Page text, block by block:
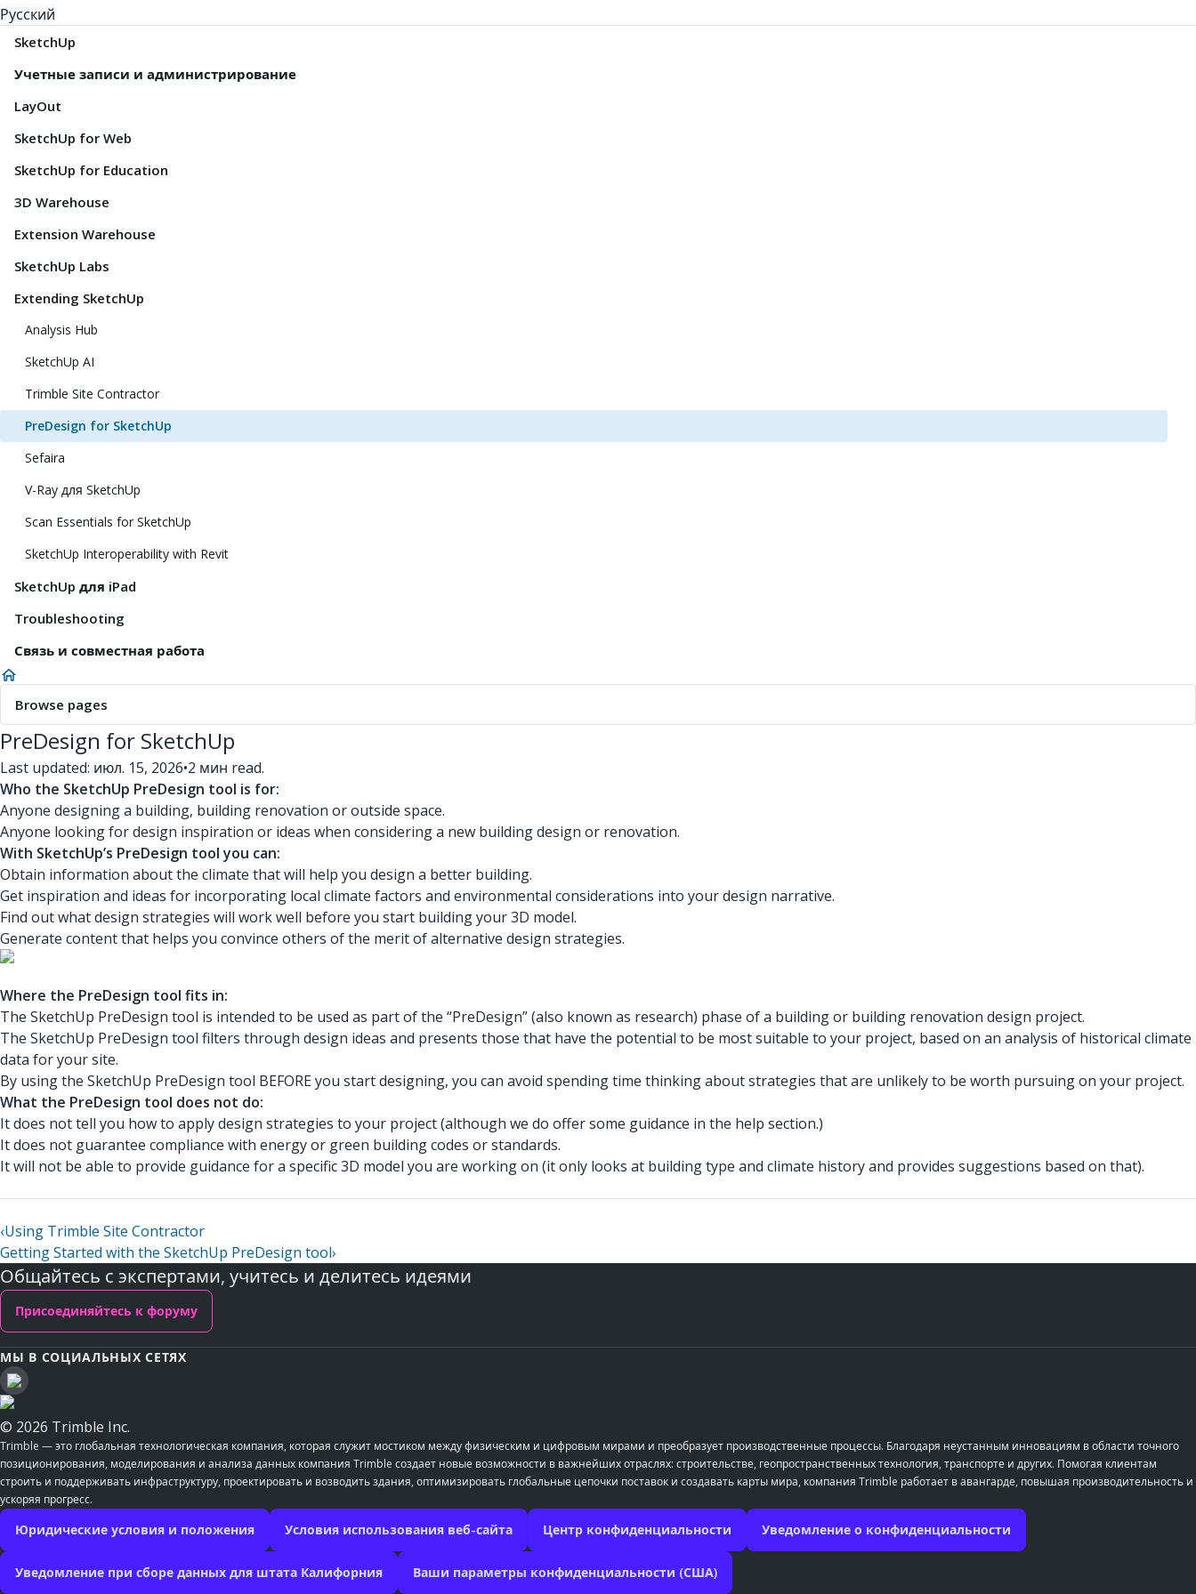
Русский
SketchUp
Учетные записи и администрирование
LayOut
SketchUp for Web
SketchUp for Education
3D Warehouse
Extension Warehouse
SketchUp Labs
Extending SketchUp
Analysis Hub
SketchUp AI
Trimble Site Contractor
PreDesign for SketchUp
Sefaira
V-Ray для SketchUp
Scan Essentials for SketchUp
SketchUp Interoperability with Revit
SketchUp для iPad
Troubleshooting
Связь и совместная работа
Browse pages
PreDesign for SketchUp
Last updated: июл. 15, 2026•2 мин read.
Who the SketchUp PreDesign tool is for:
Anyone designing a building, building renovation or outside space.
Anyone looking for design inspiration or ideas when considering a new building design or renovation.
With SketchUp’s PreDesign tool you can:
Obtain information about the climate that will help you design a better building.
Get inspiration and ideas for incorporating local climate factors and environmental considerations into your design narrative.
Find out what design strategies will work well before you start building your 3D model.
Generate content that helps you convince others of the merit of alternative design strategies.
Where the PreDesign tool fits in:
The SketchUp PreDesign tool is intended to be used as part of the “PreDesign” (also known as research) phase of a building or building renovation design project.
The SketchUp PreDesign tool filters through design ideas and presents those that have the potential to be most suitable to your project, based on an analysis of historical climate
data for your site.
By using the SketchUp PreDesign tool BEFORE you start designing, you can avoid spending time thinking about strategies that are unlikely to be worth pursuing on your project.
What the PreDesign tool does not do:
It does not tell you how to apply design strategies to your project (although we do offer some guidance in the help section.)
It does not guarantee compliance with energy or green building codes or standards.
It will not be able to provide guidance for a specific 3D model you are working on (it only looks at building type and climate history and provides suggestions based on that).
‹Using Trimble Site Contractor
Getting Started with the SketchUp PreDesign tool›
Общайтесь с экспертами, учитесь и делитесь идеями
Присоединяйтесь к форуму
МЫ В СОЦИАЛЬНЫХ СЕТЯХ
© 2026 Trimble Inc.
Trimble — это глобальная технологическая компания, которая служит мостиком между физическим и цифровым мирами и преобразует производственные процессы. Благодаря неустанным инновациям в области точного
позиционирования, моделирования и анализа данных компания Trimble создает новые возможности в важнейших отраслях: строительстве, геопространственных технология, транспорте и других. Помогая клиентам
строить и поддерживать инфраструктуру, проектировать и возводить здания, оптимизировать глобальные цепочки поставок и создавать карты мира, компания Trimble работает в авангарде, повышая производительность и
ускоряя прогресс.
Юридические условия и положения Условия использования веб-сайта Центр конфиденциальности Уведомление о конфиденциальности
Уведомление при сборе данных для штата Калифорния Ваши параметры конфиденциальности (США)